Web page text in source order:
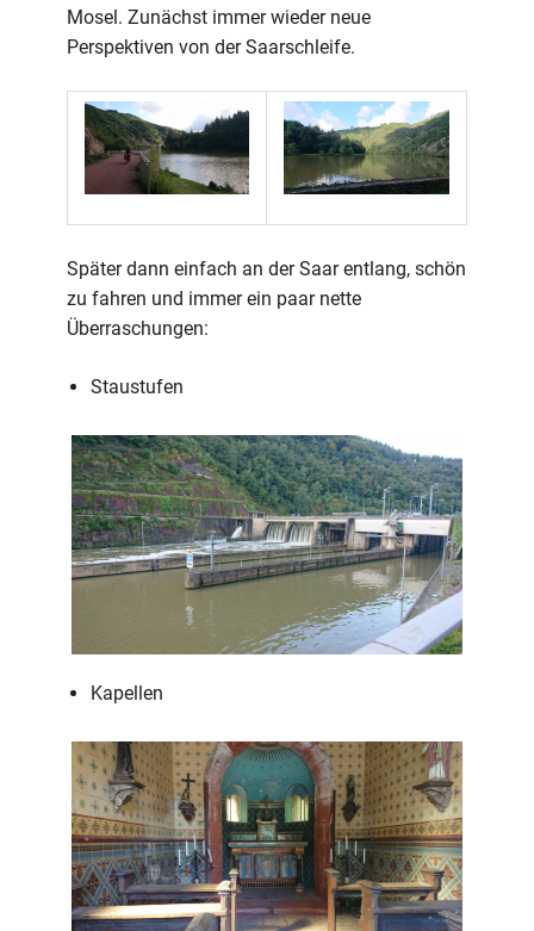
Mosel. Zunächst immer wieder neue
Perspektiven von der Saarschleife.
Später dann einfach an der Saar entlang, schön
zu fahren und immer ein paar nette
Überraschungen:
Staustufen
Kapellen